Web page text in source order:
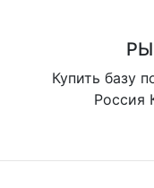
Купить базу
Россия